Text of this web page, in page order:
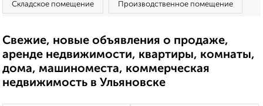
Складское помещение Производственное помещение
Свежие, новые объявления о продаже,
аренде недвижимости, квартиры, комнаты,
дома, машиноместа, коммерческая
недвижимость в Ульяновске